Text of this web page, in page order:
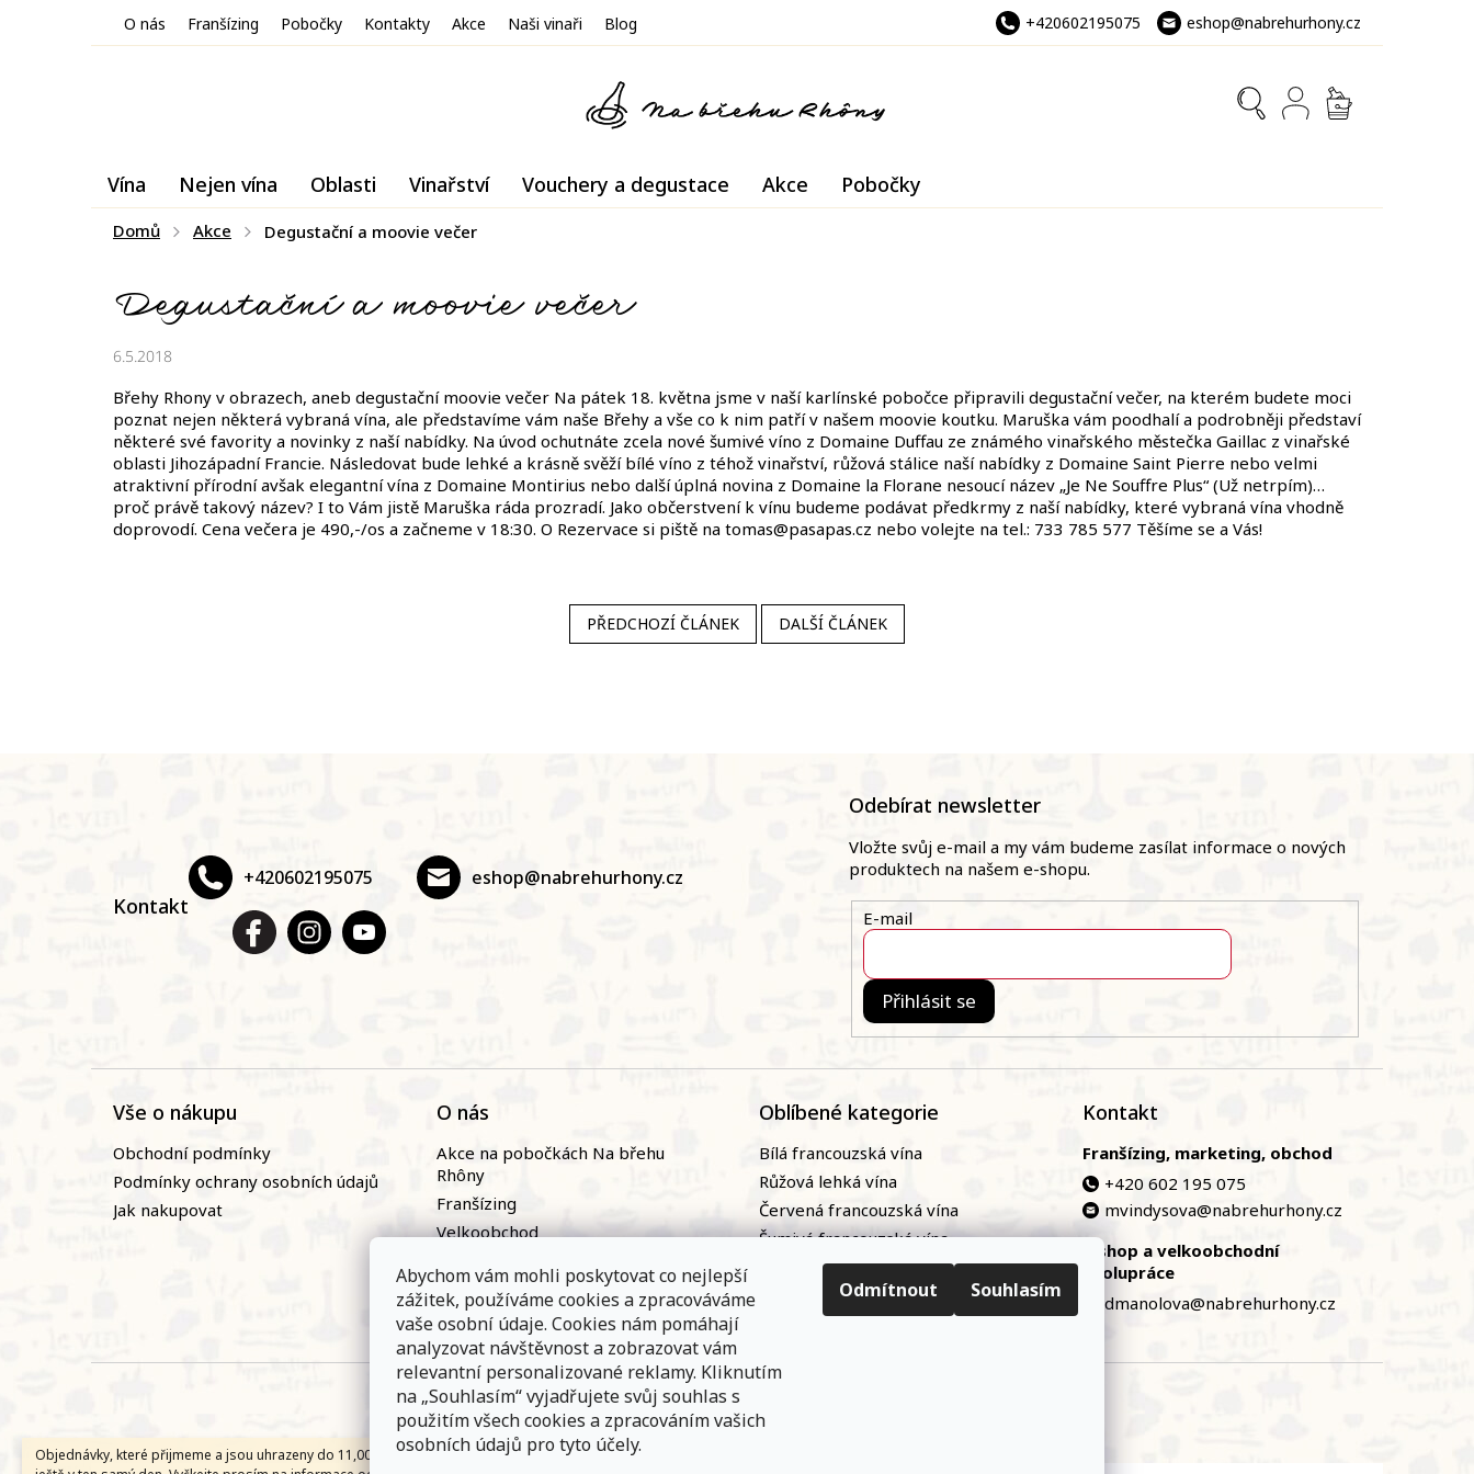
Abychom vám mohli poskytovat co nejlepší
zážitek, používáme cookies a zpracováváme
vaše osobní údaje. Cookies nám pomáhají
analyzovat návštěvnost a zobrazovat vám
relevantní personalizované reklamy. Kliknutím
na „Souhlasím“ vyjadřujete svůj souhlas s
použitím všech cookies a zpracováním vašich
osobních údajů pro tyto účely.
Odmítnout Souhlasím
Objednávky, které přijmeme a jsou uhrazeny do 11,00 hodin expedujeme
+420602195075 eshop@nabrehurhony.cz
O nás Franšízing Pobočky Kontakty Akce Naši vinaři Blog
NÁKUPNÍ
KOŠÍK
Vína Nejen vína Oblasti Vinařství Vouchery a degustace Akce Pobočky
Domů Akce Degustační a moovie večer
Degustační a moovie večer
6.5.2018
Břehy Rhony v obrazech, aneb degustační moovie večer Na pátek 18. května jsme v naší karlínské pobočce připravili degustační večer, na kterém budete moci
poznat nejen některá vybraná vína, ale představíme vám naše Břehy a vše co k nim patří v našem moovie koutku. Maruška vám poodhalí a podrobněji představí
některé své favority a novinky z naší nabídky. Na úvod ochutnáte zcela nové šumivé víno z Domaine Duffau ze známého vinařského městečka Gaillac z vinařské
oblasti Jihozápadní Francie. Následovat bude lehké a krásně svěží bílé víno z téhož vinařství, růžová stálice naší nabídky z Domaine Saint Pierre nebo velmi
atraktivní přírodní avšak elegantní vína z Domaine Montirius nebo další úplná novina z Domaine la Florane nesoucí název „Je Ne Souffre Plus“ (Už netrpím)…
proč právě takový název? I to Vám jistě Maruška ráda prozradí. Jako občerstvení k vínu budeme podávat předkrmy z naší nabídky, které vybraná vína vhodně
doprovodí. Cena večera je 490,-/os a začneme v 18:30. O Rezervace si piště na tomas@pasapas.cz nebo volejte na tel.: 733 785 577 Těšíme se a Vás!
PŘEDCHOZÍ ČLÁNEK DALŠÍ ČLÁNEK
Kontakt
eshop@nabrehurhony.cz
+420602195075
Odebírat newsletter
Vložte svůj e-mail a my vám budeme zasílat informace o nových
produktech na našem e-shopu.
E-mail
Přihlásit se
Vše o nákupu
Obchodní podmínky
Podmínky ochrany osobních údajů
Jak nakupovat
O nás
Akce na pobočkách Na břehu
Rhôny
Franšízing
Velkoobchod
Novinky
Zaměstnání
Oblíbené kategorie
Bílá francouzská vína
Růžová lehká vína
Červená francouzská vína
Šumivá francouzská vína
Naturální / přírodní francouzská
Bag-in-box
Kontakt
Franšízing, marketing, obchod
+420 602 195 075
mvindysova@nabrehurhony.cz
E-shop a velkoobchodní
spolupráce
dmanolova@nabrehurhony.cz